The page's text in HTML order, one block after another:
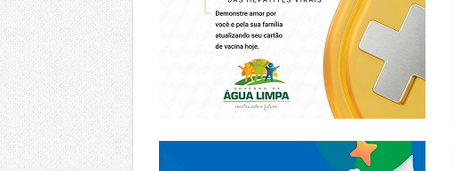
https://piracanjuba.go.gov.br/